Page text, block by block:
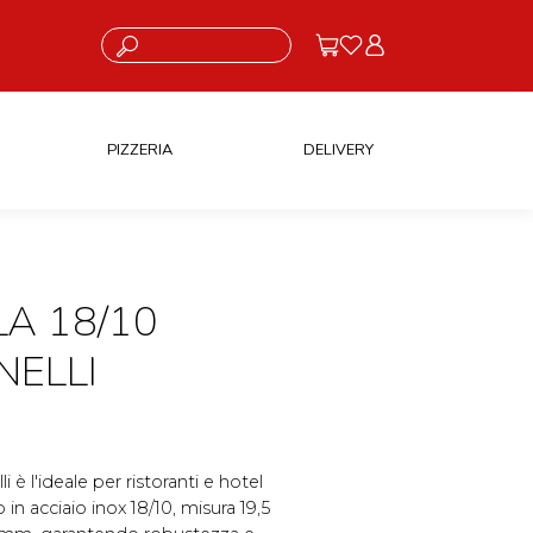
Cosa stai cercando?
PIZZERIA DELIVERY
18/10
è l'ideale per ristoranti e hotel
acciaio inox 18/10, misura 19,5